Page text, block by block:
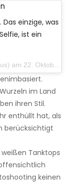
einzige, was
ist ein
2019 um 11:39 Uhr PDT
im Land
ihren Stil.
enthüllt hat, als
berücksichtigt
Tanktops
keinen